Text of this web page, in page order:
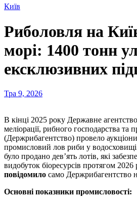
Київ
Риболовля на
морі: 1400 тонн
ексклюзивних
Тра 9, 2026
В кінці 2025 року Державне агентство України з розвитку
меліорації, рибного господарства та
(Держрибагентство) провело
промисловий лов риби у водосховищі.
було продано дев’ять лотів, які
видобуток біоресурсів протягом
повідомило само Держрибагентство
Основні показники промисловості: